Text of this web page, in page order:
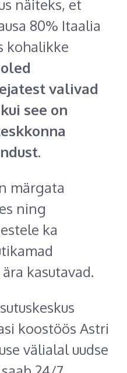
näiteks, et
80% Itaalia
kohalikke
valivad
see on
.
märgata
ning
ka
kasutavad.
koostöös Astri
välialal uudse